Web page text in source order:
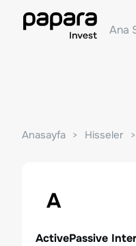
Ana
Anasayfa Hisseler
A
ActivePassive